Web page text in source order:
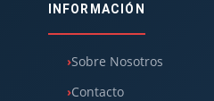
INFORMACIÓN
Sobre Nosotros
Contacto